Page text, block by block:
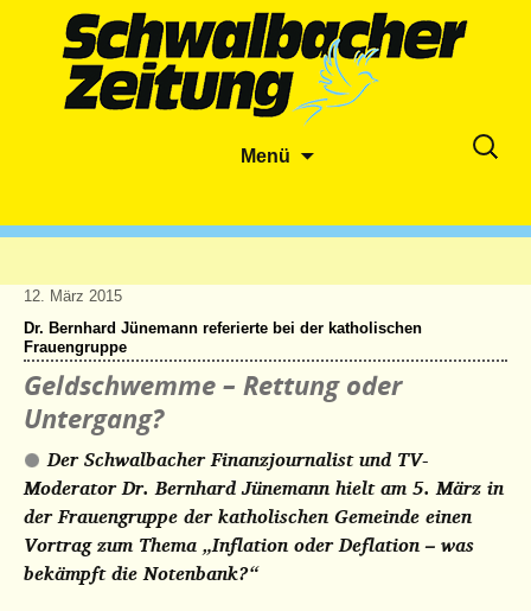
Menü
Suche
12. März 2015
Dr. Bernhard Jünemann referierte bei der katholischen
Frauengruppe
Geldschwemme – Rettung oder
Untergang?
Der Schwalbacher Finanzjournalist und TV-
Moderator Dr. Bernhard Jünemann hielt am 5. März in
der Frauengruppe der katholischen Gemeinde einen
Vortrag zum Thema „Inflation oder Deflation – was
bekämpft die Notenbank?“